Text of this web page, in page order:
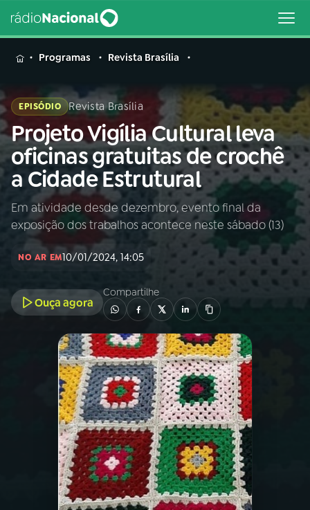
MENU
Buscar
na
Rádio
Nacional
Buscar
AO VIVO
INÍCIO
A RÁDIO
PROGRAMAÇÃO
PROGRAMAS
PODCASTS
VIDEOCASTS
Programas Revista Brasília
EPISÓDIO Revista Brasília
Projeto Vigília Cultural leva
oficinas gratuitas de crochê
a Cidade Estrutural
Em atividade desde dezembro, evento final da
exposição dos trabalhos acontece neste sábado (13)
NO AR EM10/01/2024, 14:05
Ouça agora
Compartilhe